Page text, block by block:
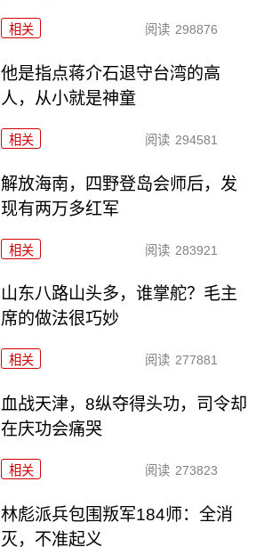
相关 阅读 298876
他是指点蒋介石退守台湾的高
人，从小就是神童
相关 阅读 294581
解放海南，四野登岛会师后，发
现有两万多红军
相关 阅读 283921
山东八路山头多，谁掌舵？毛主
席的做法很巧妙
相关 阅读 277881
血战天津，8纵夺得头功，司令却
在庆功会痛哭
相关 阅读 273823
林彪派兵包围叛军184师：全消
灭，不准起义